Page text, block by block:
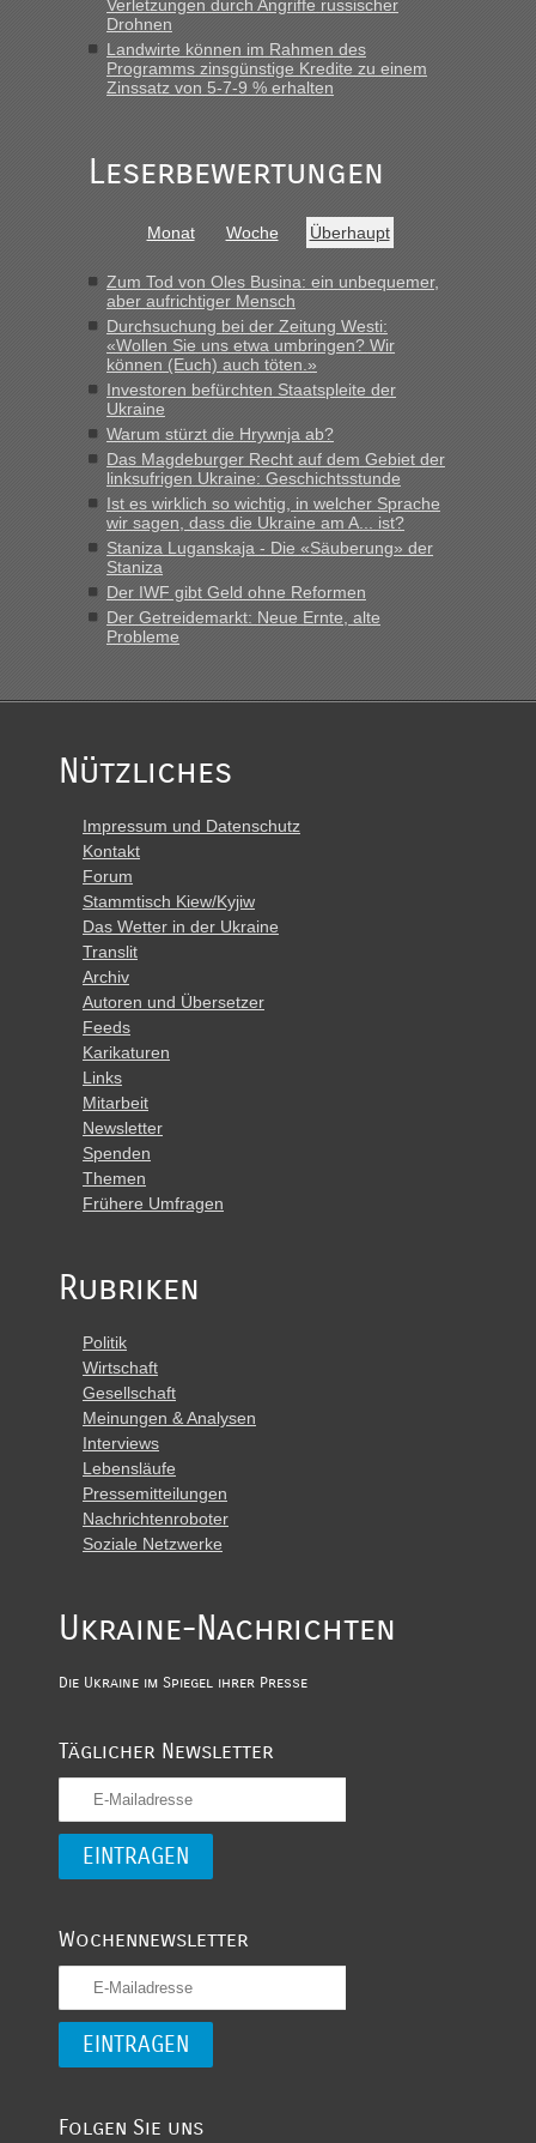
8 PKW vor der Schranke....“
inBerichte und Reisetipps • Re: An welchem
Grenzübergang zwischen Polen und der Ukraine geht es am
in Krakowez mit dem Kleinbus. Abfertigung ging dann
schnell da auch Passagiere mit EU-Pass dabei waren“
Berichte und Reisetipps • Re: An welchem
Grenzübergang zwischen Polen und der Ukraine geht es am
schnellsten?
„Bin am Montag 15.6.26 um 8 Uhr in Urgyniw ausgereist,
das erste Mal an einem Montagmorgen ca. 15 Fahrzeuge
vor mir, bin sonst der Erste oder Zweite, egal, nach ca 20
Minuten wurde dann die nächste Welle...“
Berichte und Reisetipps • Re: An welchem
Grenzübergang zwischen Polen und der Ukraine geht es am
schnellsten?
„Derzeit, ist es überall sehr voll an den Grenzen Ukraine/
Polen. Zb. Krakovets 100 PKW ca. 10 h Wartezeit. Wollen
Montag rüber, versuchen es sehr früh.“
Verletzungen durch Angriffe russischer
Drohnen
Landwirte können im Rahmen des
Programms zinsgünstige Kredite zu einem
Zinssatz von 5-7-9 % erhalten
Leserbewertungen
Monat Woche Überhaupt
Zum Tod von Oles Busina: ein unbequemer,
aber aufrichtiger Mensch
Durchsuchung bei der Zeitung Westi:
«Wollen Sie uns etwa umbringen? Wir
können (Euch) auch töten.»
Investoren befürchten Staatspleite der
Ukraine
Warum stürzt die Hrywnja ab?
Das Magdeburger Recht auf dem Gebiet der
linksufrigen Ukraine: Geschichtsstunde
Ist es wirklich so wichtig, in welcher Sprache
wir sagen, dass die Ukraine am A... ist?
Staniza Luganskaja - Die «Säuberung» der
Staniza
Der IWF gibt Geld ohne Reformen
Der Getreidemarkt: Neue Ernte, alte
Probleme
Nützliches
Impressum und Datenschutz
Kontakt
Forum
Stammtisch Kiew/Kyjiw
Das Wetter in der Ukraine
Translit
Archiv
Autoren und Übersetzer
Feeds
Karikaturen
Links
Mitarbeit
Newsletter
Spenden
Themen
Frühere Umfragen
Rubriken
Politik
Wirtschaft
Gesellschaft
Meinungen & Analysen
Interviews
Lebensläufe
Pressemitteilungen
Nachrichtenroboter
Soziale Netzwerke
Ukraine-Nachrichten
Die Ukraine im Spiegel ihrer Presse
Täglicher Newsletter
Wochennewsletter
Folgen Sie uns